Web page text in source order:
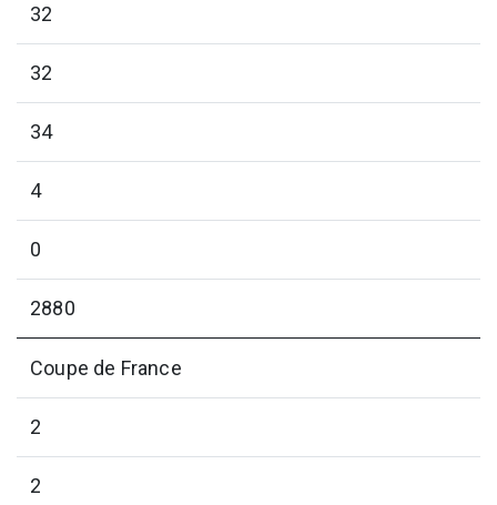
32
32
34
4
0
2880
Coupe de France
2
2